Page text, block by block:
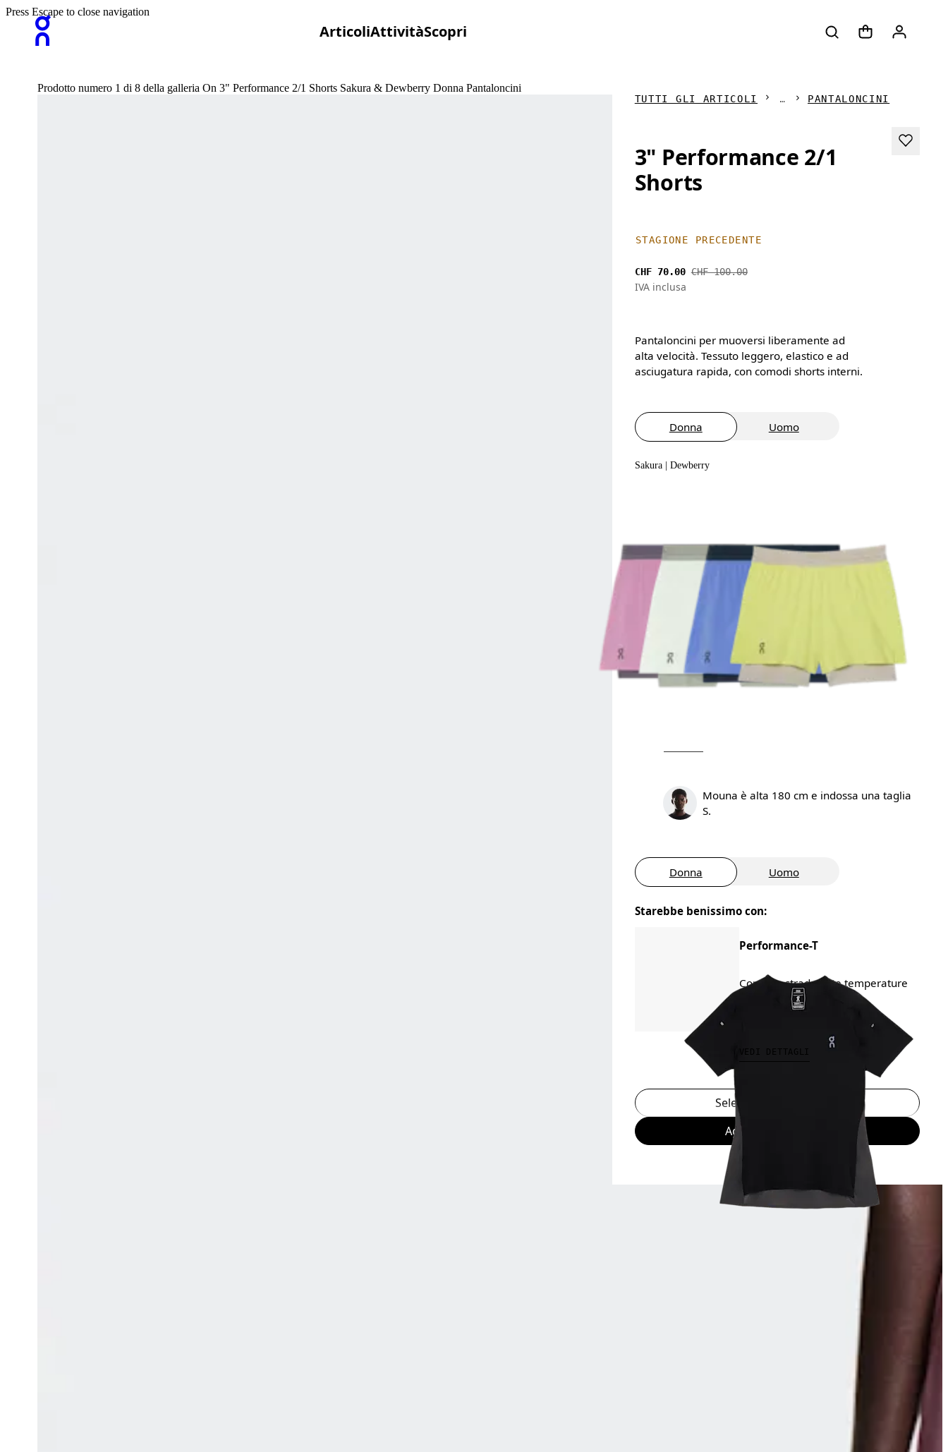
ArticoliAttivitàScopri
Press Escape to close navigation
Prodotto numero 1 di 8 della galleria On 3" Performance 2/1 Shorts Sakura & Dewberry Donna Pantaloncini
TUTTI GLI ARTICOLI PANTALONCINI
3" Performance 2/1
Shorts
STAGIONE PRECEDENTE
CHF 70.00 CHF 100.00
IVA inclusa
Pantaloncini per muoversi liberamente ad
alta velocità. Tessuto leggero, elastico e ad
asciugatura rapida, con comodi shorts interni.
Donna Uomo
Sakura | Dewberry
Mouna è alta 180 cm e indossa una taglia
S.
Donna Uomo
Starebbe benissimo con:
Performance-T
Corsa su strada, alte temperature
VEDI DETTAGLI
Seleziona una taglia
Aggiungi al carrello